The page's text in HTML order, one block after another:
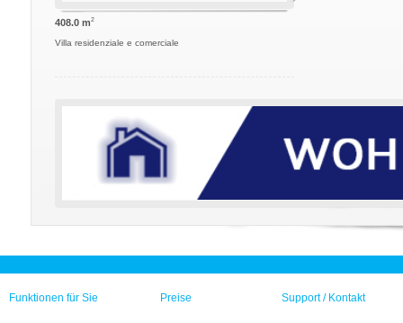
408.0 m2
Villa residenziale e comerciale
Funktionen für Sie Preise Support / Kontakt